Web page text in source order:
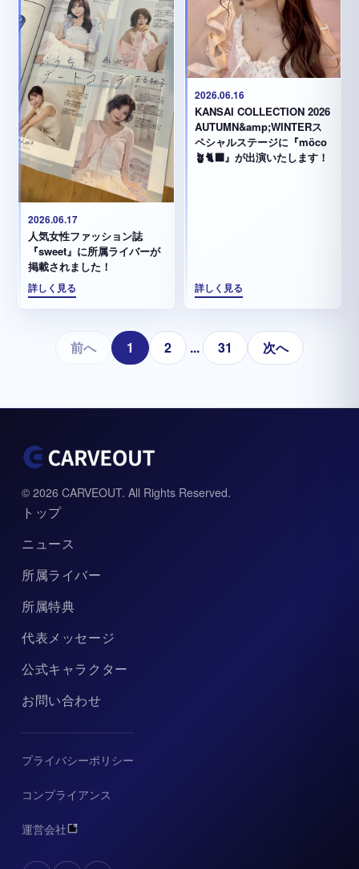
2026.06.17
人気女性ファッション誌
『sweet』に所属ライバーが
掲載されました！
詳しく見る
2026.06.16
KANSAI COLLECTION 2026
AUTUMN&amp;WINTERス
ペシャルステージに『möco
🪴🐈‍⬛』が出演いたします！
詳しく見る
前へ 1 2 ... 31 次へ
© 2026 CARVEOUT. All Rights Reserved.
トップ
ニュース
所属ライバー
所属特典
代表メッセージ
公式キャラクター
お問い合わせ
プライバシーポリシー
コンプライアンス
運営会社